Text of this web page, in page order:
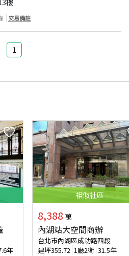
樓
交易備註
1
年
相似社區
8,388 萬
內湖站大空間商辦
台北市內湖區成功路四段
建坪355.72 1廳2衛 31.5年